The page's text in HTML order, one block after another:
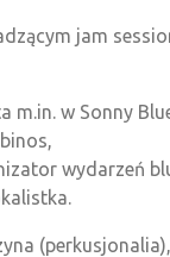
jam
m.in. w Sonny
wydarzeń